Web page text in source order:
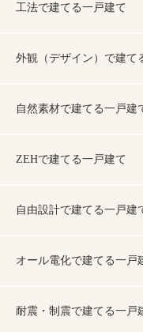
工法で建てる一戸建て
外観（デザイン）で建て
自然素材で建てる一戸建
ZEHで建てる一戸建て
自由設計で建てる一戸建
オール電化で建てる一戸
耐震・制震で建てる一戸